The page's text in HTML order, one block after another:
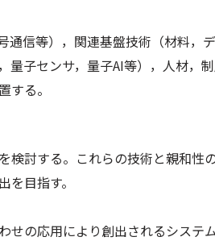
信等），関連基盤技術（材料，
量子センサ，量子AI等），人材，
する。
検討する。これらの技術と親和性
目指す。
せの応用により創出されるシステ